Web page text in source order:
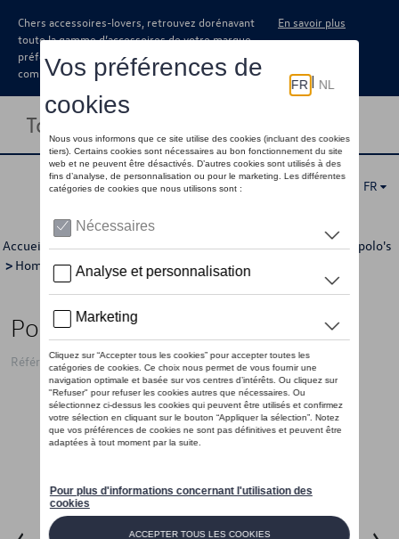
Chers accessoires-lovers, retrouvez dorénavant
toute la gamme d’accessoires de votre marque
préférée sous forme de catalogue à
commander auprès de votre concessionaire.
En savoir plus
Toggle navigation
FR
Accueil >Pour vous >"R" Collection >Vêtements >T-shirts/polo's
> Hommes > Détail
Polo VW avec "R" logo, noir
Référence: 5H6084230AF